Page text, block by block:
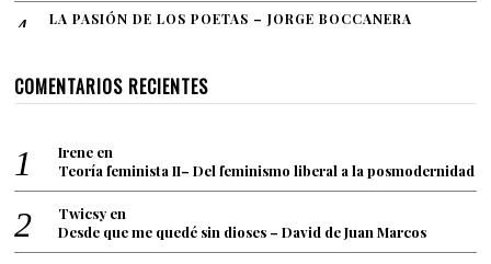
LA PASIÓN DE LOS POETAS – JORGE BOCCANERA
COMENTARIOS RECIENTES
Irene en
Teoría feminista II– Del feminismo liberal a la posmodernidad
Twicsy en
Desde que me quedé sin dioses – David de Juan Marcos